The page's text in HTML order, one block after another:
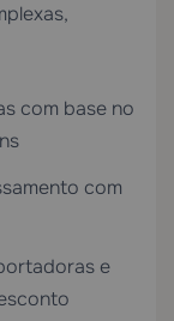
com base no
com
e